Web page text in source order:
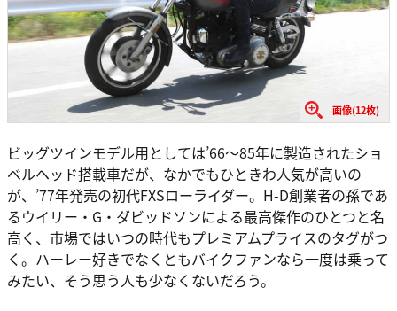
画像(12枚)
ビッグツインモデル用としては’66〜85年に製造されたショ
ベルヘッド搭載車だが、なかでもひときわ人気が高いの
が、’77年発売の初代FXSローライダー。H-D創業者の孫であ
るウイリー・G・ダビッドソンによる最高傑作のひとつと名
高く、市場ではいつの時代もプレミアムプライスのタグがつ
く。ハーレー好きでなくともバイクファンなら一度は乗って
みたい、そう思う人も少なくないだろう。